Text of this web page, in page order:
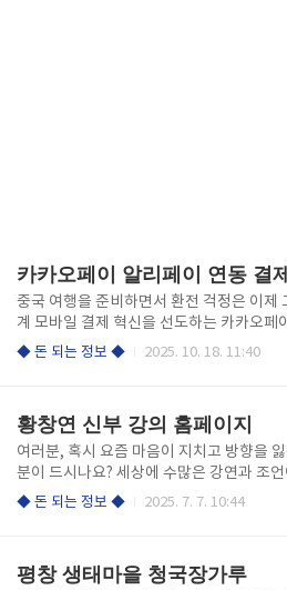
중국 여행을 준비하면서 환전 걱정은 이제
계 모바일 결제 혁신을 선도하는 카카오페
표 결제 플랫폼 알리페이가 만나, 별도의 환
지의 모든 과정을 쉽고 생생하게 알려드립
오페이·알리페이 연동, 왜 이 시대 필수인가
R 코드 천국’이라 해도 과언이 아닙니다. 그
과 카드보다 QR 결제가 일상의 중심이 됐는
적인 은행계좌 개설이나 알리페이 앱 설치
내 카카..
◆ 돈 되는 정보 ◆ 2025. 10. 18. 11:40
황창연 신부 강의 홈페이지
여러분, 혹시 요즘 마음이 지치고 방향을 잃
분이 드시나요? 세상에 수많은 강연과 조
만, 진짜 내 마음을 움직이는 이야기를 찾기
특히, 각 강의는 날짜별, 주제별로 정리되어
◆ 돈 되는 정보 ◆ 2025. 7. 7. 10:44
평창 생태마을 청국장가루